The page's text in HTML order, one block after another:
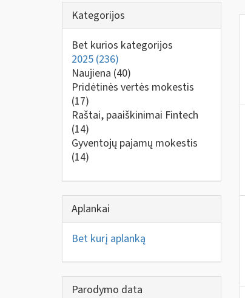
Kategorijos
Bet kurios kategorijos
2025 (236)
Naujiena (40)
Pridėtinės vertės mokestis
(17)
Raštai, paaiškinimai Fintech
(14)
Gyventojų pajamų mokestis
(14)
Aplankai
Bet kurį aplanką
Parodymo data